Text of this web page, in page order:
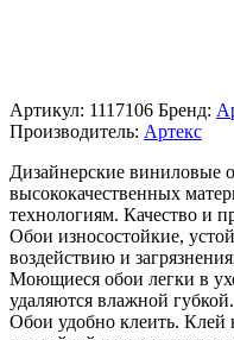
Артикул: 1117106 Бренд:
Производитель: Артекс
Дизайнерские виниловые
высококачественных
технологиям. Качество и
Обои износостойкие,
воздействию и
Моющиеся обои легки в
удаляются влажной губкой.
Обои удобно клеить. Клей